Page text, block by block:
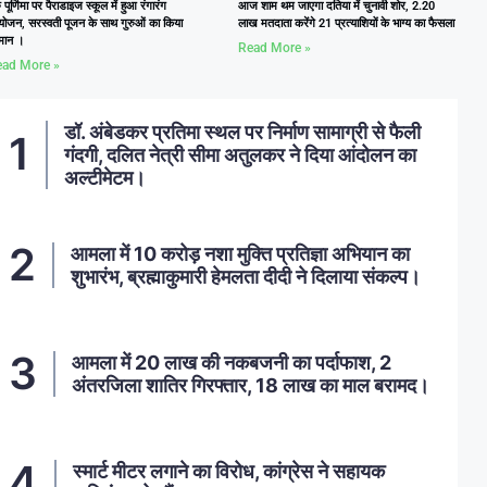
पर पैराडाइज स्कूल में हुआ रंगारंग
सरस्वती पूजन के साथ गुरुओं का किया
।
More »
आज शाम थम जाएगा दतिया में चुनावी शोर, 2.20
लाख मतदाता करेंगे 21 प्रत्याशियों के भाग्य का फैसला
Read More »
डॉ. अंबेडकर प्रतिमा स्थल पर निर्माण सामाग्री से फैली
गंदगी, दलित नेत्री सीमा अतुलकर ने दिया आंदोलन का
अल्टीमेटम।
आमला में 10 करोड़ नशा मुक्ति प्रतिज्ञा अभियान का
शुभारंभ, ब्रह्माकुमारी हेमलता दीदी ने दिलाया संकल्प।
आमला में 20 लाख की नकबजनी का पर्दाफाश, 2
अंतरजिला शातिर गिरफ्तार, 18 लाख का माल बरामद।
स्मार्ट मीटर लगाने का विरोध, कांग्रेस ने सहायक